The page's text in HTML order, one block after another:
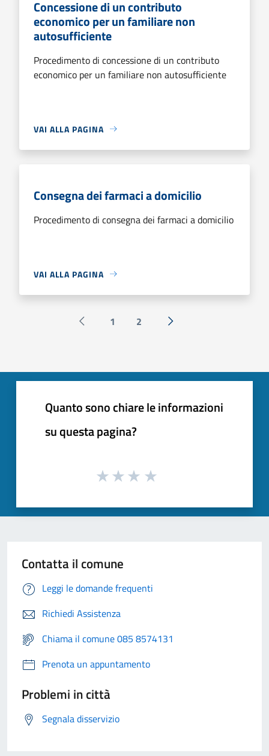
Concessione di un contributo
economico per un familiare non
autosufficiente
Procedimento di concessione di un contributo
economico per un familiare non autosufficiente
VAI ALLA PAGINA
Consegna dei farmaci a domicilio
Procedimento di consegna dei farmaci a domicilio
VAI ALLA PAGINA
Pagina precedente
1 2 Successiva »
Quanto sono chiare le informazioni
su questa pagina?
Contatta il comune
Leggi le domande frequenti
Richiedi Assistenza
Chiama il comune 085 8574131
Prenota un appuntamento
Problemi in città
Segnala disservizio